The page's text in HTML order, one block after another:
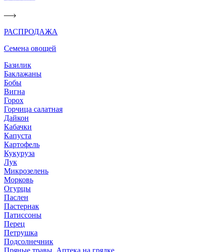
РАСПРОДАЖА
Семена овощей
Базилик
Баклажаны
Бобы
Вигна
Горох
Горчица салатная
Дайкон
Кабачки
Капуста
Картофель
Кукуруза
Лук
Микрозелень
Морковь
Огурцы
Паслен
Пастернак
Патиссоны
Перец
Петрушка
Подсолнечник
Пряные травы, Аптека на грядке